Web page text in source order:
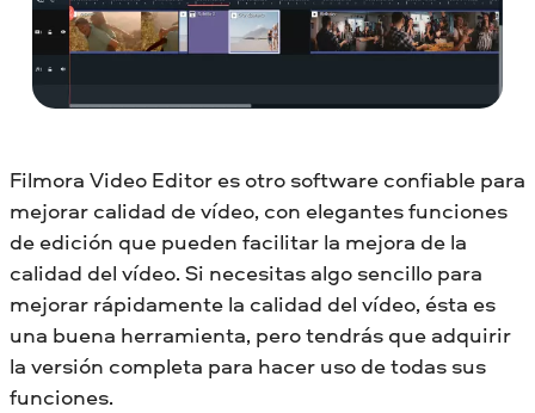
Filmora Video Editor es otro software confiable para
mejorar calidad de vídeo, con elegantes funciones
de edición que pueden facilitar la mejora de la
calidad del vídeo. Si necesitas algo sencillo para
mejorar rápidamente la calidad del vídeo, ésta es
una buena herramienta, pero tendrás que adquirir
la versión completa para hacer uso de todas sus
funciones.